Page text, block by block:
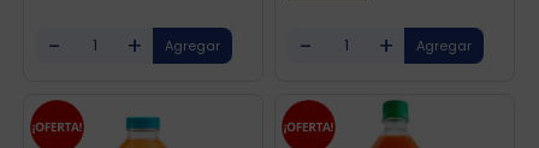
- + - +